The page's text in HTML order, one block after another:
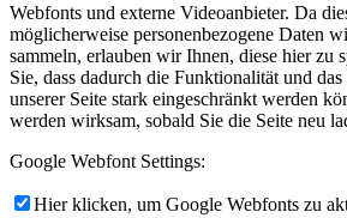
Webfonts und externe Videoanbieter. Da
möglicherweise personenbezogene Daten
sammeln, erlauben wir Ihnen, diese hier zu
Sie, dass dadurch die Funktionalität und
unserer Seite stark eingeschränkt werden
werden wirksam, sobald Sie die Seite neu
Google Webfont Settings:
Hier klicken, um Google Webfonts zu